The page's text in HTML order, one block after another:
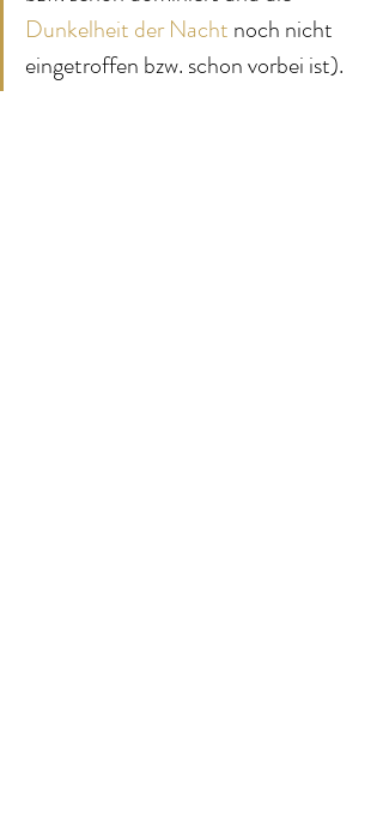
Dunkelheit der Nacht noch nicht
eingetroffen bzw. schon vorbei ist).